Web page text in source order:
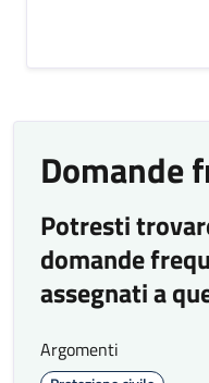
Domande
Potresti
domande
assegnati a
Argomenti